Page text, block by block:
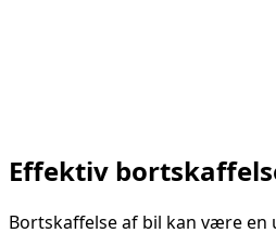
Effektiv
Bortskaffelse af bil kan være